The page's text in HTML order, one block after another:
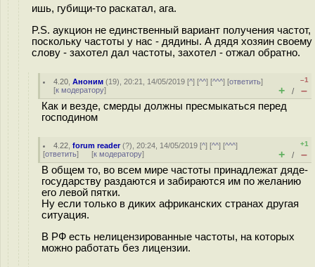
ишь, губищи-то раскатал, ага.
P.S. аукцион не единственный вариант получения частот,
поскольку частоты у нас - дядины. А дядя хозяин своему
слову - захотел дал частоты, захотел - отжал обратно.
4.20 ,Аноним (19), 20:21, 14/05/2019 [^] [^^] [^^^] [ответить]
[к модератору]
–1
+ / –
Как и везде, смерды должны пресмыкаться перед
господином
4.22 ,forum reader(?), 20:24, 14/05/2019 [^] [^^] [^^^]
[ответить] [к модератору]
+1
+ / –
В общем то, во всем мире частоты принадлежат дяде-
государству раздаются и забираются им по желанию
его левой пятки.
Ну если только в диких африканских странах другая
ситуация.
В РФ есть нелицензированные частоты, на которых
можно работать без лицензии.